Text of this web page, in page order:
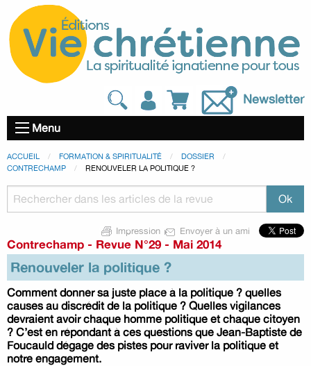
Newsletter
Menu
ACCUEIL FORMATION & SPIRITUALITÉ
DOSSIER
CONTRECHAMP
RENOUVELER LA POLITIQUE ?
Impression Envoyer à un ami
Contrechamp - Revue N°29 - Mai 2014
Renouveler la politique ?
Comment donner sa juste place à la politique ? quelles
causes au discrédit de la politique ? Quelles vigilances
devraient avoir chaque homme politique et chaque citoyen
? C’est en répondant à ces questions que Jean-Baptiste de
Foucauld dégage des pistes pour raviver la politique et
notre engagement.